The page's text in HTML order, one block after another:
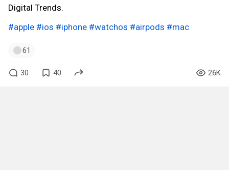
Digital Trends.
#apple #ios #iphone #watchos #airpods #mac
61
30 40 26K